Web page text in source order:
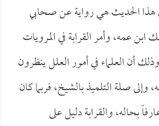
هذا الحديث هي رواية عن صحابي
عمه، وأمر القرابة في المرويات
أن العلماء في أمور العلل ينظرون
وإلى صلة التلميذ بالشيخ، فربما كان
بحاله، والقرابة دليل على